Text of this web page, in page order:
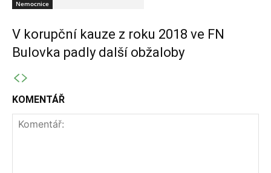
Nemocnice
V korupční kauze z roku 2018 ve FN
Bulovka padly další obžaloby
KOMENTÁŘ